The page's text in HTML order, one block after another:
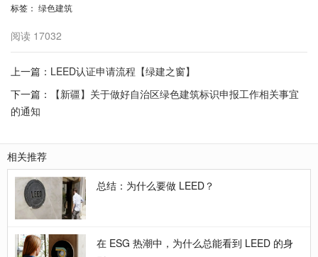
标签： 绿色建筑
阅读 17032
上一篇： LEED认证申请流程【绿建之窗】
下一篇：
【新疆】关于做好自治区绿色建筑标识申报工作相关事宜
的通知
相关推荐
总结：为什么要做 LEED？
在 ESG 热潮中，为什么总能看到 LEED 的身